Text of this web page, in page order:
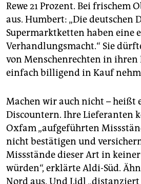
Rewe 21 Prozent. Bei frischem
aus. Humbert: „Die deutschen
Supermarktketten haben eine
Verhandlungsmacht.“ Sie
von Menschenrechten in
einfach billigend in Kauf
Machen wir auch nicht – heißt
Discountern. Ihre Lieferanten
Oxfam „aufgeführten
nicht bestätigen und
Missstände dieser Art in
würden“, erklärte Aldi-Süd.
Nord aus. Und Lidl